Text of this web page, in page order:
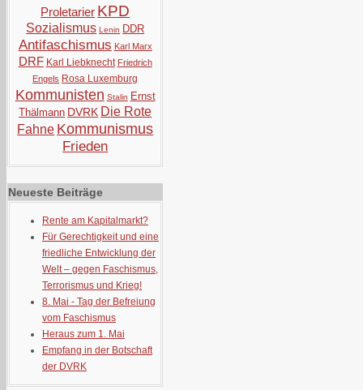
Proletarier KPD
Sozialismus Lenin DDR
Antifaschismus Karl Marx
DRF Karl Liebknecht Friedrich
Engels Rosa Luxemburg
Kommunisten Stalin Ernst
Thälmann DVRK Die Rote
Fahne Kommunismus
Frieden
Neueste Beiträge
Rente am Kapitalmarkt?
Für Gerechtigkeit und eine
friedliche Entwicklung der
Welt – gegen Faschismus,
Terrorismus und Krieg!
8. Mai - Tag der Befreiung
vom Faschismus
Heraus zum 1. Mai
Empfang in der Botschaft
der DVRK